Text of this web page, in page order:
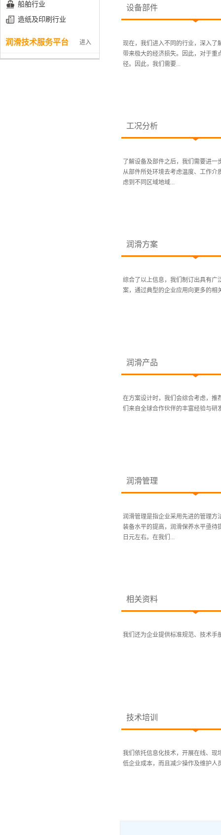
船舶行业
造纸及印刷行业
进入
润滑技术服务平台
设备部件
现在，我们进入不同的行业，深入了
带来极大的经济损失。因此，对于
径。因此，我们需要...
工况分析
了解设备及部件之后，我们需要进
从部件所处环境去考虑温度、工作
虑到不同区域地域...
润滑方案
综合了以上信息，我们制订出具有广
案，通过典型的企业应用向更多的相
润滑产品
在方案设计时，我们会综合考虑，推
们来自全球合作伙伴的丰富经验与研
润滑管理
润滑管理是指企业采用先进的管理方
装备水平的提高，润滑保养水平亟待
日元左右。在我们...
相关资料
我们还为企业提供标准规范、技术手
技术培训
我们依托信息化技术，开展在线、现
低企业成本，而且减少操作及维护人